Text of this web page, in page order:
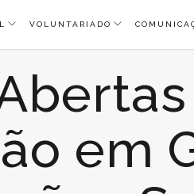
VOLUNTARIADO
em